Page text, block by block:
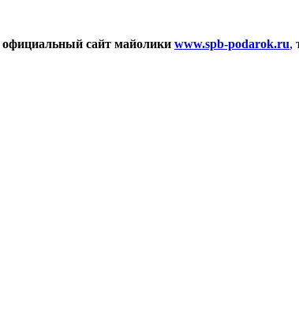
официальный сайт майолики www.spb-podarok.ru,